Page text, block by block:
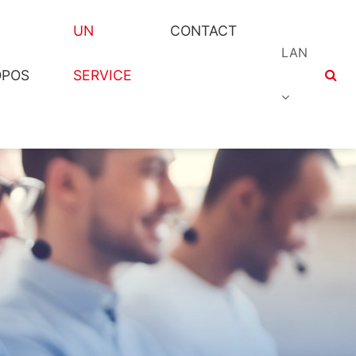
d'accueil
Personnalisation du
Téléchargement de
l'application
Manette Moteur-Accessoires autres
force
Responsabilité
UN
SERVICE
CONTACT
LAN
العربية
Le français
Deutsch
lingua
日本語